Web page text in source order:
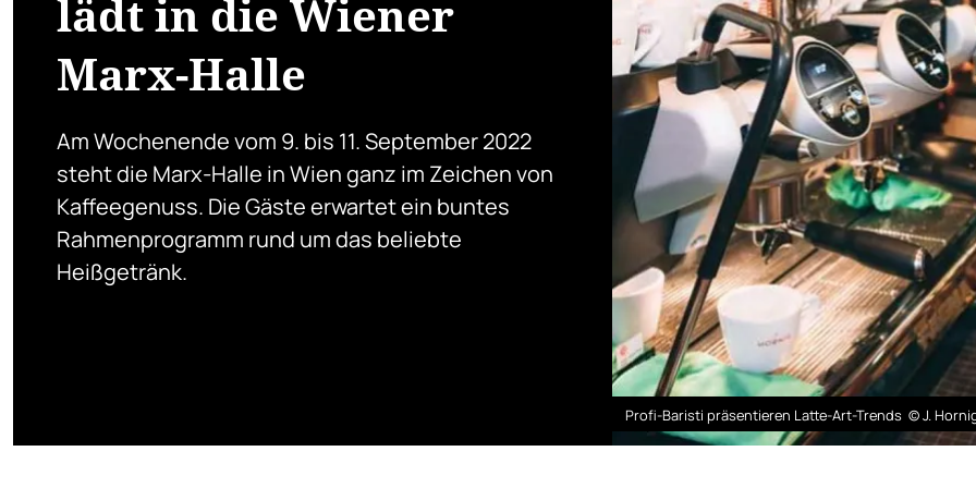
lädt in die Wiener
Marx-Halle
Am Wochenende vom 9. bis 11. September 2022
steht die Marx-Halle in Wien ganz im Zeichen von
Kaffeegenuss. Die Gäste erwartet ein buntes
Rahmenprogramm rund um das beliebte
Heißgetränk.
Profi-Baristi präsentieren Latte-Art-Trends © J.